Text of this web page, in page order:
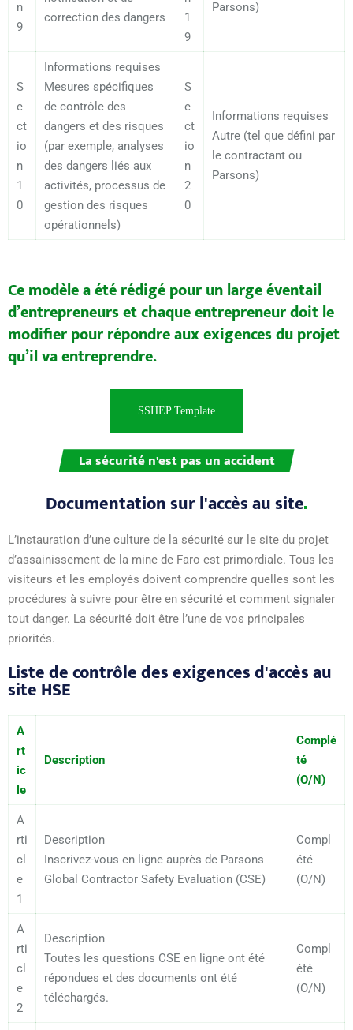
n
9
correction des dangers
1
9
Parsons)
S
e
ct
io
n
1
0
Informations requises
Mesures spécifiques
de contrôle des
dangers et des risques
(par exemple, analyses
des dangers liés aux
activités, processus de
gestion des risques
opérationnels)
S
e
ct
io
n
2
0
Informations requises
Autre (tel que défini par
le contractant ou
Parsons)
Ce modèle a été rédigé pour un large éventail
d’entrepreneurs et chaque entrepreneur doit le
modifier pour répondre aux exigences du projet
qu’il va entreprendre.
SSHEP Template
La sécurité n'est pas un accident
Documentation sur l'accès ausite
L’instauration d’une culture de la sécurité sur le site du projet
d’assainissement de la mine de Faro est primordiale. Tous les
visiteurs et les employés doivent comprendre quelles sont les
procédures à suivre pour être en sécurité et comment signaler
tout danger. La sécurité doit être l’une de vos principales
priorités.
Liste de contrôle des exigences d'accès au
site HSE
A
rt
ic
le
Description
Complé
té
(O/N)
A
rti
cl
e
1
Description
Inscrivez-vous en ligne auprès de Parsons
Global Contractor Safety Evaluation (CSE)
Compl
été
(O/N)
A
rti
cl
e
2
Description
Toutes les questions CSE en ligne ont été
répondues et des documents ont été
téléchargés.
Compl
été
(O/N)